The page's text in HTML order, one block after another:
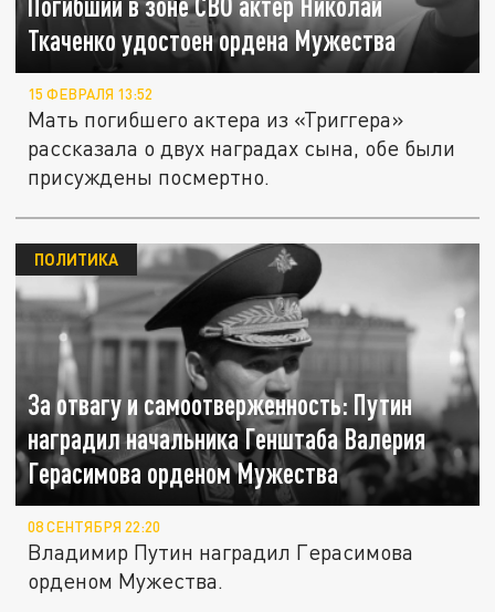
Ткаченко удостоен ордена Мужества
15 ФЕВРАЛЯ 13:52
Мать погибшего актера из «Триггера»
рассказала о двух наградах сына, обе были
присуждены посмертно.
За отвагу и самоотверженность: Путин
наградил начальника Генштаба Валерия
Герасимова орденом Мужества
ПОЛИТИКА
08 СЕНТЯБРЯ 22:20
Владимир Путин наградил Герасимова
орденом Мужества.